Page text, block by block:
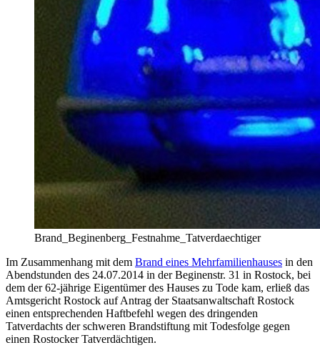
Brand_Beginenberg_Festnahme_Tatverdaechtiger
Im Zusammenhang mit dem Brand eines Mehrfamilienhauses in den
Abendstunden des 24.07.2014 in der Beginenstr. 31 in Rostock, bei
dem der 62-jährige Eigentümer des Hauses zu Tode kam, erließ das
Amtsgericht Rostock auf Antrag der Staatsanwaltschaft Rostock
einen entsprechenden Haftbefehl wegen des dringenden
Tatverdachts der schweren Brandstiftung mit Todesfolge gegen
einen Rostocker Tatverdächtigen.